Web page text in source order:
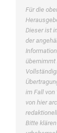
Für die
Dieser ist
der
übernimmt
im Fall von
von hier
Bitte